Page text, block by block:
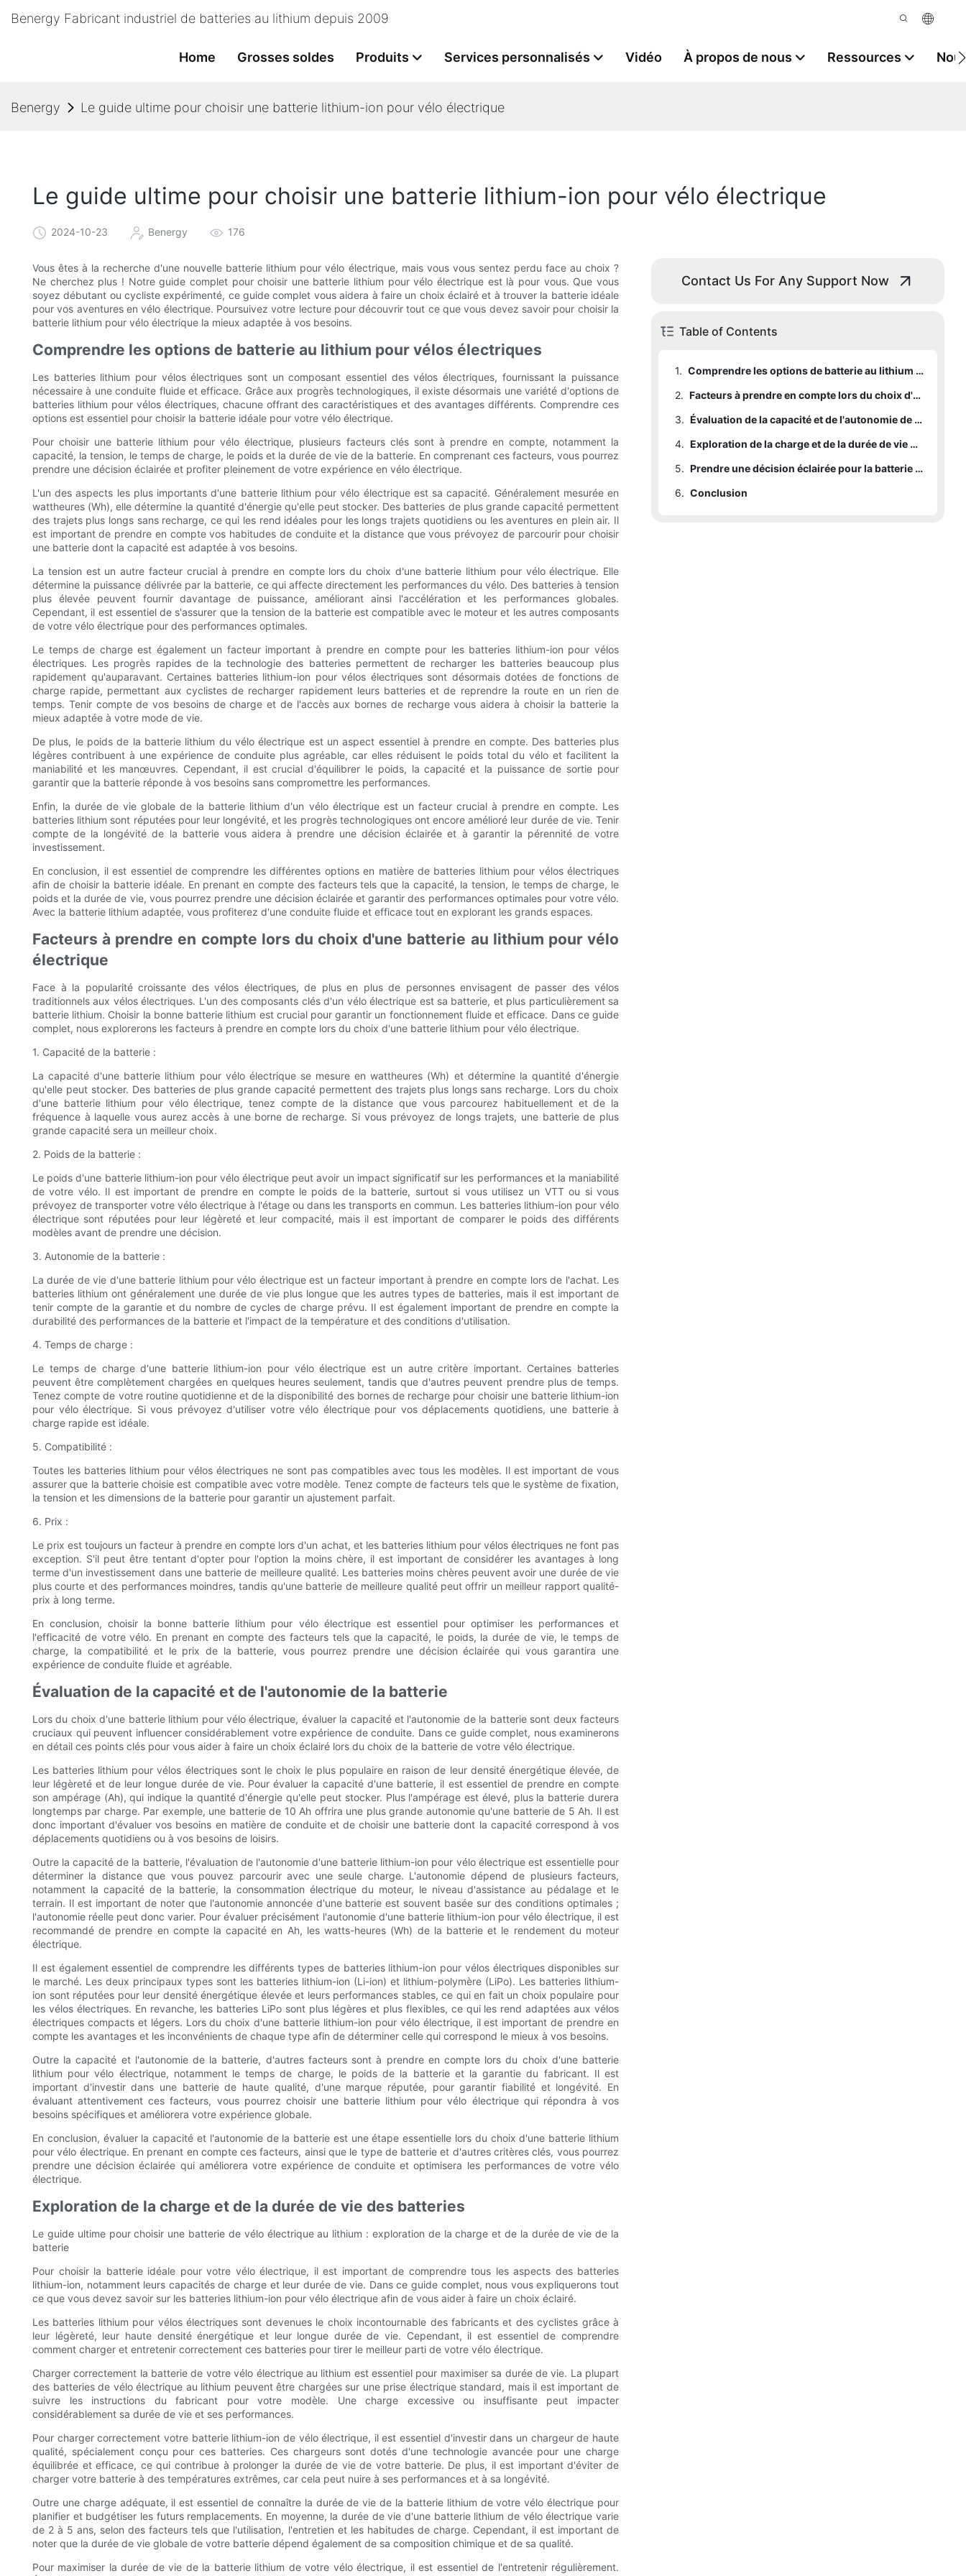
Benergy Fabricant industriel de batteries au lithium depuis 2009
Home Grosses soldes Produits Services personnalisés Vidéo À propos de nous Ressources
Benergy Le guide ultime pour choisir une batterie lithium-ion pour vélo électrique
Le guide ultime pour choisir une batterie lithium-ion pour vélo électrique
2024-10-23 Benergy 176
Vous êtes à la recherche d'une nouvelle batterie lithium pour vélo électrique, mais vous vous sentez perdu face au choix ?
Ne cherchez plus ! Notre guide complet pour choisir une batterie lithium pour vélo électrique est là pour vous. Que vous
soyez débutant ou cycliste expérimenté, ce guide complet vous aidera à faire un choix éclairé et à trouver la batterie idéale
pour vos aventures en vélo électrique. Poursuivez votre lecture pour découvrir tout ce que vous devez savoir pour choisir la
batterie lithium pour vélo électrique la mieux adaptée à vos besoins.
Comprendre les options de batterie au lithium pour vélos électriques
Les batteries lithium pour vélos électriques sont un composant essentiel des vélos électriques, fournissant la puissance
nécessaire à une conduite fluide et efficace. Grâce aux progrès technologiques, il existe désormais une variété d'options de
batteries lithium pour vélos électriques, chacune offrant des caractéristiques et des avantages différents. Comprendre ces
options est essentiel pour choisir la batterie idéale pour votre vélo électrique.
Pour choisir une batterie lithium pour vélo électrique, plusieurs facteurs clés sont à prendre en compte, notamment la
capacité, la tension, le temps de charge, le poids et la durée de vie de la batterie. En comprenant ces facteurs, vous pourrez
prendre une décision éclairée et profiter pleinement de votre expérience en vélo électrique.
L'un des aspects les plus importants d'une batterie lithium pour vélo électrique est sa capacité. Généralement mesurée en
wattheures (Wh), elle détermine la quantité d'énergie qu'elle peut stocker. Des batteries de plus grande capacité permettent
des trajets plus longs sans recharge, ce qui les rend idéales pour les longs trajets quotidiens ou les aventures en plein air. Il
est important de prendre en compte vos habitudes de conduite et la distance que vous prévoyez de parcourir pour choisir
une batterie dont la capacité est adaptée à vos besoins.
La tension est un autre facteur crucial à prendre en compte lors du choix d'une batterie lithium pour vélo électrique. Elle
détermine la puissance délivrée par la batterie, ce qui affecte directement les performances du vélo. Des batteries à tension
plus élevée peuvent fournir davantage de puissance, améliorant ainsi l'accélération et les performances globales.
Cependant, il est essentiel de s'assurer que la tension de la batterie est compatible avec le moteur et les autres composants
de votre vélo électrique pour des performances optimales.
Le temps de charge est également un facteur important à prendre en compte pour les batteries lithium-ion pour vélos
électriques. Les progrès rapides de la technologie des batteries permettent de recharger les batteries beaucoup plus
rapidement qu'auparavant. Certaines batteries lithium-ion pour vélos électriques sont désormais dotées de fonctions de
charge rapide, permettant aux cyclistes de recharger rapidement leurs batteries et de reprendre la route en un rien de
temps. Tenir compte de vos besoins de charge et de l'accès aux bornes de recharge vous aidera à choisir la batterie la
mieux adaptée à votre mode de vie.
De plus, le poids de la batterie lithium du vélo électrique est un aspect essentiel à prendre en compte. Des batteries plus
légères contribuent à une expérience de conduite plus agréable, car elles réduisent le poids total du vélo et facilitent la
maniabilité et les manœuvres. Cependant, il est crucial d'équilibrer le poids, la capacité et la puissance de sortie pour
garantir que la batterie réponde à vos besoins sans compromettre les performances.
Enfin, la durée de vie globale de la batterie lithium d'un vélo électrique est un facteur crucial à prendre en compte. Les
batteries lithium sont réputées pour leur longévité, et les progrès technologiques ont encore amélioré leur durée de vie. Tenir
compte de la longévité de la batterie vous aidera à prendre une décision éclairée et à garantir la pérennité de votre
investissement.
En conclusion, il est essentiel de comprendre les différentes options en matière de batteries lithium pour vélos électriques
afin de choisir la batterie idéale. En prenant en compte des facteurs tels que la capacité, la tension, le temps de charge, le
poids et la durée de vie, vous pourrez prendre une décision éclairée et garantir des performances optimales pour votre vélo.
Avec la batterie lithium adaptée, vous profiterez d'une conduite fluide et efficace tout en explorant les grands espaces.
Facteurs à prendre en compte lors du choix d'une batterie au lithium pour vélo
électrique
Face à la popularité croissante des vélos électriques, de plus en plus de personnes envisagent de passer des vélos
traditionnels aux vélos électriques. L'un des composants clés d'un vélo électrique est sa batterie, et plus particulièrement sa
batterie lithium. Choisir la bonne batterie lithium est crucial pour garantir un fonctionnement fluide et efficace. Dans ce guide
complet, nous explorerons les facteurs à prendre en compte lors du choix d'une batterie lithium pour vélo électrique.
1. Capacité de la batterie :
La capacité d'une batterie lithium pour vélo électrique se mesure en wattheures (Wh) et détermine la quantité d'énergie
qu'elle peut stocker. Des batteries de plus grande capacité permettent des trajets plus longs sans recharge. Lors du choix
d'une batterie lithium pour vélo électrique, tenez compte de la distance que vous parcourez habituellement et de la
fréquence à laquelle vous aurez accès à une borne de recharge. Si vous prévoyez de longs trajets, une batterie de plus
grande capacité sera un meilleur choix.
2. Poids de la batterie :
Le poids d'une batterie lithium-ion pour vélo électrique peut avoir un impact significatif sur les performances et la maniabilité
de votre vélo. Il est important de prendre en compte le poids de la batterie, surtout si vous utilisez un VTT ou si vous
prévoyez de transporter votre vélo électrique à l'étage ou dans les transports en commun. Les batteries lithium-ion pour vélo
électrique sont réputées pour leur légèreté et leur compacité, mais il est important de comparer le poids des différents
modèles avant de prendre une décision.
3. Autonomie de la batterie :
La durée de vie d'une batterie lithium pour vélo électrique est un facteur important à prendre en compte lors de l'achat. Les
batteries lithium ont généralement une durée de vie plus longue que les autres types de batteries, mais il est important de
tenir compte de la garantie et du nombre de cycles de charge prévu. Il est également important de prendre en compte la
durabilité des performances de la batterie et l'impact de la température et des conditions d'utilisation.
4. Temps de charge :
Le temps de charge d'une batterie lithium-ion pour vélo électrique est un autre critère important. Certaines batteries
peuvent être complètement chargées en quelques heures seulement, tandis que d'autres peuvent prendre plus de temps.
Tenez compte de votre routine quotidienne et de la disponibilité des bornes de recharge pour choisir une batterie lithium-ion
pour vélo électrique. Si vous prévoyez d'utiliser votre vélo électrique pour vos déplacements quotidiens, une batterie à
charge rapide est idéale.
5. Compatibilité :
Toutes les batteries lithium pour vélos électriques ne sont pas compatibles avec tous les modèles. Il est important de vous
assurer que la batterie choisie est compatible avec votre modèle. Tenez compte de facteurs tels que le système de fixation,
la tension et les dimensions de la batterie pour garantir un ajustement parfait.
6. Prix :
Le prix est toujours un facteur à prendre en compte lors d'un achat, et les batteries lithium pour vélos électriques ne font pas
exception. S'il peut être tentant d'opter pour l'option la moins chère, il est important de considérer les avantages à long
terme d'un investissement dans une batterie de meilleure qualité. Les batteries moins chères peuvent avoir une durée de vie
plus courte et des performances moindres, tandis qu'une batterie de meilleure qualité peut offrir un meilleur rapport qualité-
prix à long terme.
En conclusion, choisir la bonne batterie lithium pour vélo électrique est essentiel pour optimiser les performances et
l'efficacité de votre vélo. En prenant en compte des facteurs tels que la capacité, le poids, la durée de vie, le temps de
charge, la compatibilité et le prix de la batterie, vous pourrez prendre une décision éclairée qui vous garantira une
expérience de conduite fluide et agréable.
Évaluation de la capacité et de l'autonomie de la batterie
Lors du choix d'une batterie lithium pour vélo électrique, évaluer la capacité et l'autonomie de la batterie sont deux facteurs
cruciaux qui peuvent influencer considérablement votre expérience de conduite. Dans ce guide complet, nous examinerons
en détail ces points clés pour vous aider à faire un choix éclairé lors du choix de la batterie de votre vélo électrique.
Les batteries lithium pour vélos électriques sont le choix le plus populaire en raison de leur densité énergétique élevée, de
leur légèreté et de leur longue durée de vie. Pour évaluer la capacité d'une batterie, il est essentiel de prendre en compte
son ampérage (Ah), qui indique la quantité d'énergie qu'elle peut stocker. Plus l'ampérage est élevé, plus la batterie durera
longtemps par charge. Par exemple, une batterie de 10 Ah offrira une plus grande autonomie qu'une batterie de 5 Ah. Il est
donc important d'évaluer vos besoins en matière de conduite et de choisir une batterie dont la capacité correspond à vos
déplacements quotidiens ou à vos besoins de loisirs.
Outre la capacité de la batterie, l'évaluation de l'autonomie d'une batterie lithium-ion pour vélo électrique est essentielle pour
déterminer la distance que vous pouvez parcourir avec une seule charge. L'autonomie dépend de plusieurs facteurs,
notamment la capacité de la batterie, la consommation électrique du moteur, le niveau d'assistance au pédalage et le
terrain. Il est important de noter que l'autonomie annoncée d'une batterie est souvent basée sur des conditions optimales ;
l'autonomie réelle peut donc varier. Pour évaluer précisément l'autonomie d'une batterie lithium-ion pour vélo électrique, il est
recommandé de prendre en compte la capacité en Ah, les watts-heures (Wh) de la batterie et le rendement du moteur
électrique.
Il est également essentiel de comprendre les différents types de batteries lithium-ion pour vélos électriques disponibles sur
le marché. Les deux principaux types sont les batteries lithium-ion (Li-ion) et lithium-polymère (LiPo). Les batteries lithium-
ion sont réputées pour leur densité énergétique élevée et leurs performances stables, ce qui en fait un choix populaire pour
les vélos électriques. En revanche, les batteries LiPo sont plus légères et plus flexibles, ce qui les rend adaptées aux vélos
électriques compacts et légers. Lors du choix d'une batterie lithium-ion pour vélo électrique, il est important de prendre en
compte les avantages et les inconvénients de chaque type afin de déterminer celle qui correspond le mieux à vos besoins.
Outre la capacité et l'autonomie de la batterie, d'autres facteurs sont à prendre en compte lors du choix d'une batterie
lithium pour vélo électrique, notamment le temps de charge, le poids de la batterie et la garantie du fabricant. Il est
important d'investir dans une batterie de haute qualité, d'une marque réputée, pour garantir fiabilité et longévité. En
évaluant attentivement ces facteurs, vous pourrez choisir une batterie lithium pour vélo électrique qui répondra à vos
besoins spécifiques et améliorera votre expérience globale.
En conclusion, évaluer la capacité et l'autonomie de la batterie est une étape essentielle lors du choix d'une batterie lithium
pour vélo électrique. En prenant en compte ces facteurs, ainsi que le type de batterie et d'autres critères clés, vous pourrez
prendre une décision éclairée qui améliorera votre expérience de conduite et optimisera les performances de votre vélo
électrique.
Exploration de la charge et de la durée de vie des batteries
Le guide ultime pour choisir une batterie de vélo électrique au lithium : exploration de la charge et de la durée de vie de la
batterie
Pour choisir la batterie idéale pour votre vélo électrique, il est important de comprendre tous les aspects des batteries
lithium-ion, notamment leurs capacités de charge et leur durée de vie. Dans ce guide complet, nous vous expliquerons tout
ce que vous devez savoir sur les batteries lithium-ion pour vélo électrique afin de vous aider à faire un choix éclairé.
Les batteries lithium pour vélos électriques sont devenues le choix incontournable des fabricants et des cyclistes grâce à
leur légèreté, leur haute densité énergétique et leur longue durée de vie. Cependant, il est essentiel de comprendre
comment charger et entretenir correctement ces batteries pour tirer le meilleur parti de votre vélo électrique.
Charger correctement la batterie de votre vélo électrique au lithium est essentiel pour maximiser sa durée de vie. La plupart
des batteries de vélo électrique au lithium peuvent être chargées sur une prise électrique standard, mais il est important de
suivre les instructions du fabricant pour votre modèle. Une charge excessive ou insuffisante peut impacter
considérablement sa durée de vie et ses performances.
Pour charger correctement votre batterie lithium-ion de vélo électrique, il est essentiel d'investir dans un chargeur de haute
qualité, spécialement conçu pour ces batteries. Ces chargeurs sont dotés d'une technologie avancée pour une charge
équilibrée et efficace, ce qui contribue à prolonger la durée de vie de votre batterie. De plus, il est important d'éviter de
charger votre batterie à des températures extrêmes, car cela peut nuire à ses performances et à sa longévité.
Outre une charge adéquate, il est essentiel de connaître la durée de vie de la batterie lithium de votre vélo électrique pour
planifier et budgétiser les futurs remplacements. En moyenne, la durée de vie d'une batterie lithium de vélo électrique varie
de 2 à 5 ans, selon des facteurs tels que l'utilisation, l'entretien et les habitudes de charge. Cependant, il est important de
noter que la durée de vie globale de votre batterie dépend également de sa composition chimique et de sa qualité.
Pour maximiser la durée de vie de la batterie lithium de votre vélo électrique, il est essentiel de l'entretenir régulièrement.
Contact Us For Any Support Now
Table of Contents
1.
Comprendre les options de batterie au lithium pour vélos électriques
2.
Facteurs à prendre en compte lors du choix d'une batterie au lithium pour vélo électrique
3.
Évaluation de la capacité et de l'autonomie de la batterie
4.
Exploration de la charge et de la durée de vie des batteries
5.
Prendre une décision éclairée pour la batterie de votre vélo électrique
6. Conclusion